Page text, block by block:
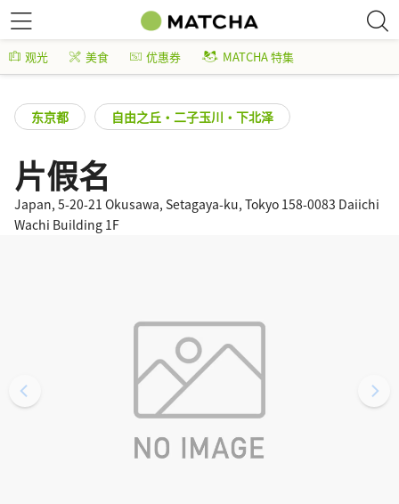
观光 美食 优惠券 MATCHA 特集
东京都 自由之丘・二子玉川・下北泽
片假名
Japan, 5-20-21 Okusawa, Setagaya-ku, Tokyo 158-0083 Daiichi
Wachi Building 1F